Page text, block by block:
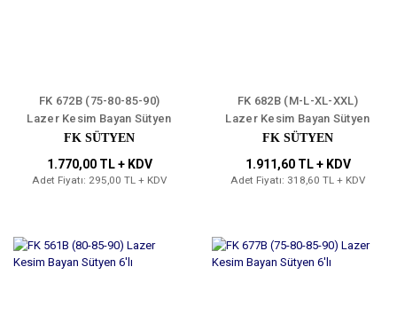
FK 672B (75-80-85-90)
Lazer Kesim Bayan Sütyen
6'lı
FK SÜTYEN
1.770,00 TL + KDV
Adet Fiyatı: 295,00 TL + KDV
FK 682B (M-L-XL-XXL)
Lazer Kesim Bayan Sütyen
6'lı
FK SÜTYEN
1.911,60 TL + KDV
Adet Fiyatı: 318,60 TL + KDV